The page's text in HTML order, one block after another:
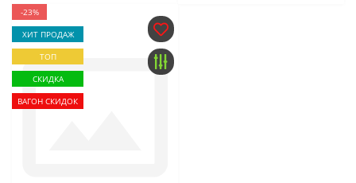
-23%
ХИТ ПРОДАЖ
ТОП
СКИДКА
ВАГОН СКИДОК